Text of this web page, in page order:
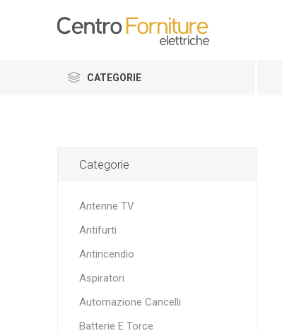
CATEGORIE
Categorie
Antenne TV
Antifurti
Antincendio
Aspiratori
Automazione Cancelli
Batterie E Torce